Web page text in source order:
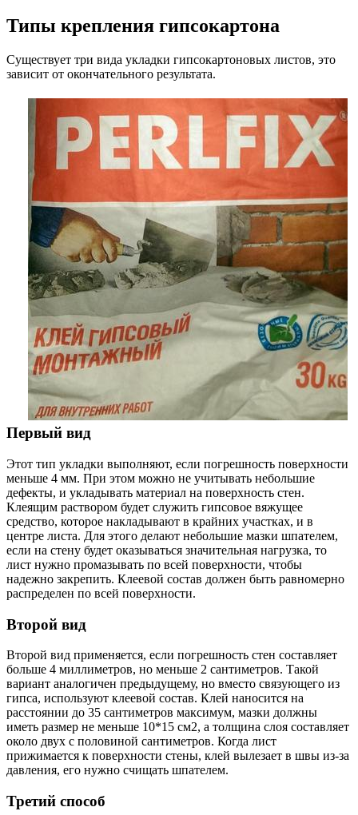
Типы крепления гипсокартона
Существует три вида укладки гипсокартоновых листов, это
зависит от окончательного результата.
Первый вид
Этот тип укладки выполняют, если погрешность поверхности
меньше 4 мм. При этом можно не учитывать небольшие
дефекты, и укладывать материал на поверхность стен.
Клеящим раствором будет служить гипсовое вяжущее
средство, которое накладывают в крайних участках, и в
центре листа. Для этого делают небольшие мазки шпателем,
если на стену будет оказываться значительная нагрузка, то
лист нужно промазывать по всей поверхности, чтобы
надежно закрепить. Клеевой состав должен быть равномерно
распределен по всей поверхности.
Второй вид
Второй вид применяется, если погрешность стен составляет
больше 4 миллиметров, но меньше 2 сантиметров. Такой
вариант аналогичен предыдущему, но вместо связующего из
гипса, используют клеевой состав. Клей наносится на
расстоянии до 35 сантиметров максимум, мазки должны
иметь размер не меньше 10*15 см2, а толщина слоя составляет
около двух с половиной сантиметров. Когда лист
прижимается к поверхности стены, клей вылезает в швы из-за
давления, его нужно счищать шпателем.
Третий способ